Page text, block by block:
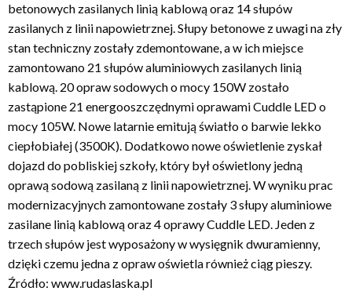
betonowych zasilanych linią kablową oraz 14 słupów
zasilanych z linii napowietrznej. Słupy betonowe z uwagi na zły
stan techniczny zostały zdemontowane, a w ich miejsce
zamontowano 21 słupów aluminiowych zasilanych linią
kablową. 20 opraw sodowych o mocy 150W zostało
zastąpione 21 energooszczędnymi oprawami Cuddle LED o
mocy 105W. Nowe latarnie emitują światło o barwie lekko
ciepłobiałej (3500K). Dodatkowo nowe oświetlenie zyskał
dojazd do pobliskiej szkoły, który był oświetlony jedną
oprawą sodową zasilaną z linii napowietrznej. W wyniku prac
modernizacyjnych zamontowane zostały 3 słupy aluminiowe
zasilane linią kablową oraz 4 oprawy Cuddle LED. Jeden z
trzech słupów jest wyposażony w wysięgnik dwuramienny,
dzięki czemu jedna z opraw oświetla również ciąg pieszy.
Źródło: www.rudaslaska.pl